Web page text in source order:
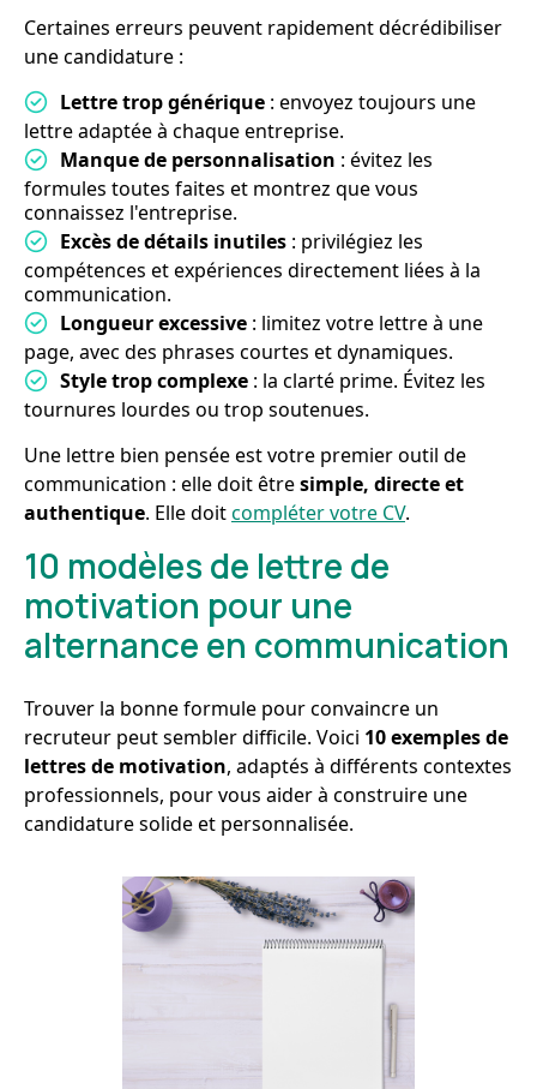
Certaines erreurs peuvent rapidement décrédibiliser
une candidature :
Lettre trop générique : envoyez toujours une
lettre adaptée à chaque entreprise.
Manque de personnalisation : évitez les
formules toutes faites et montrez que vous
connaissez l'entreprise.
Excès de détails inutiles : privilégiez les
compétences et expériences directement liées à la
communication.
Longueur excessive : limitez votre lettre à une
page, avec des phrases courtes et dynamiques.
Style trop complexe : la clarté prime. Évitez les
tournures lourdes ou trop soutenues.
Une lettre bien pensée est votre premier outil de
communication : elle doit êtresimple, directe et
authentique. Elle doitcompléter votre CV.
10 modèles de lettre de
motivation pour une
alternance en communication
Trouver la bonne formule pour convaincre un
recruteur peut sembler difficile. Voici 10 exemples de
lettres de motivation, adaptés à différents contextes
professionnels, pour vous aider à construire une
candidature solide et personnalisée.